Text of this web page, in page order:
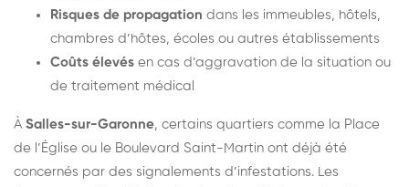
Risques de propagation dans les immeubles, hôtels,
chambres d’hôtes, écoles ou autres établissements
Coûts élevés en cas d’aggravation de la situation ou
de traitement médical
À Salles-sur-Garonne, certains quartiers comme la Place
de l’Église ou le Boulevard Saint-Martin ont déjà été
concernés par des signalements d’infestations. Les